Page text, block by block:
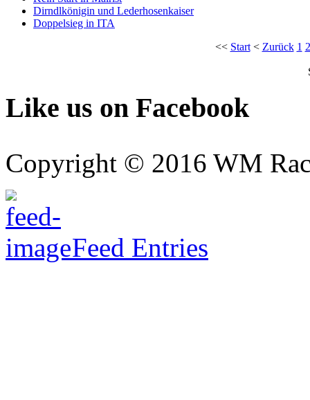
Dirndlkönigin und Lederhosenkaiser
Doppelsieg in ITA
<< Start< Zurück 1 2
Like us on Facebook
Copyright © 2016 WM
Feed Entries